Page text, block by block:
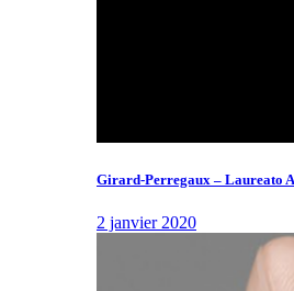
Girard-Perregaux – Laureato
2 janvier 2020